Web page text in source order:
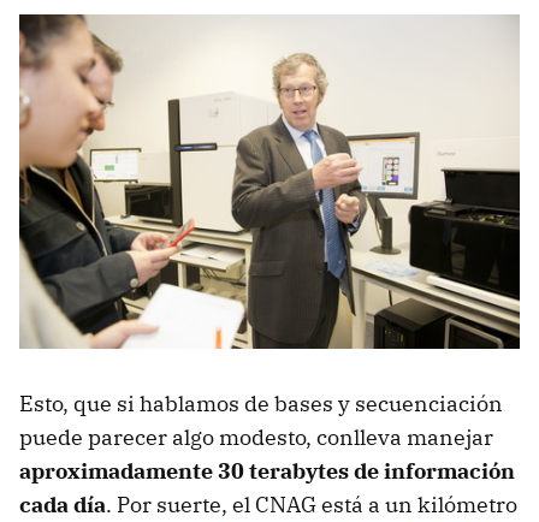
Esto, que si hablamos de bases y secuenciación
puede parecer algo modesto, conlleva manejar
aproximadamente 30 terabytes de información
cada día. Por suerte, el CNAG está a un kilómetro